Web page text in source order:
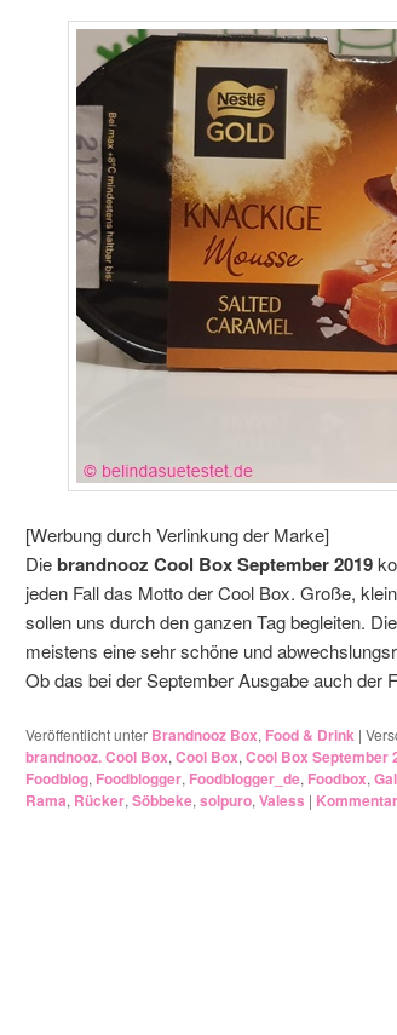
[Werbung durch Verlinkung der Marke]
Diebrandnooz Cool Box September 2019
jeden Fall das Motto der Cool Box. Große,
sollen uns durch den ganzen Tag begleiten.
meistens eine sehr schöne und
Ob das bei der September Ausgabe auch der
Veröffentlicht unter Brandnooz Box, Food & Drink |
brandnooz. Cool Box, Cool Box, Cool Box September
Foodblog, Foodblogger, Foodblogger_de, Foodbox,
Rama, Rücker, Söbbeke, solpuro, Valess |